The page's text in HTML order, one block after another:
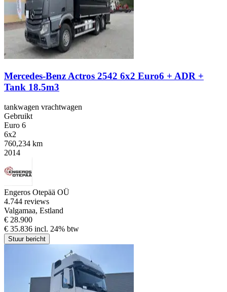
Mercedes-Benz Actros 2542 6x2 Euro6 + ADR +
Tank 18.5m3
tankwagen vrachtwagen
Gebruikt
Euro 6
6x2
760,234 km
2014
Engeros Otepää OÜ
4.744 reviews
Valgamaa, Estland
€ 28.900
€ 35.836 incl. 24% btw
Stuur bericht